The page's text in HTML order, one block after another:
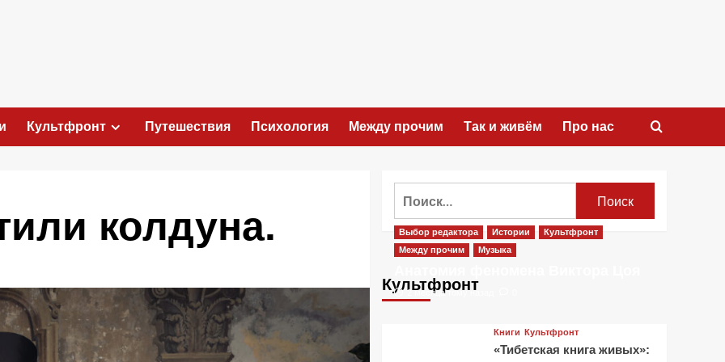
Культфронт Путешествия Психология Между прочим Так и живём Про нас
колдуна.
Культфронт
Выбор редактора Истории
Культфронт
Между прочим
Музыка
2 месяца тому назад
Книги Культфронт
«Тибетская книга живых»: